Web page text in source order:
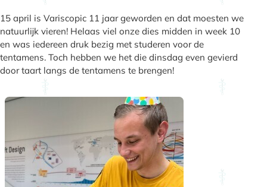
15 april is Variscopic 11 jaar geworden en dat moesten we
natuurlijk vieren! Helaas viel onze dies midden in week 10
en was iedereen druk bezig met studeren voor de
tentamens. Toch hebben we het die dinsdag even gevierd
door taart langs de tentamens te brengen!